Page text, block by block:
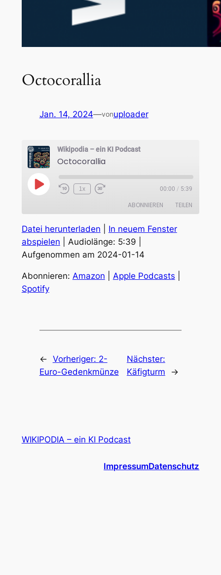
Octocorallia
Jan. 14, 2024—vonuploader
Wikipodia – ein KI Podcast
Octocorallia
Play
Episode
1x 00:00 / 5:39
ABONNIEREN TEILEN
Amazon Apple Podcasts
TEILEN
LINK
EMBED
Datei herunterladen
In neuem Fenster
abspielen
Audiolänge: 5:39
Aufgenommen am 2024-01-14
Abonnieren: Amazon Apple Podcasts
Spotify
← Vorheriger: 2-
Euro-Gedenkmünze
Nächster:
Käfigturm
→
WIKIPODIA – ein KI Podcast
ImpressumDatenschutz